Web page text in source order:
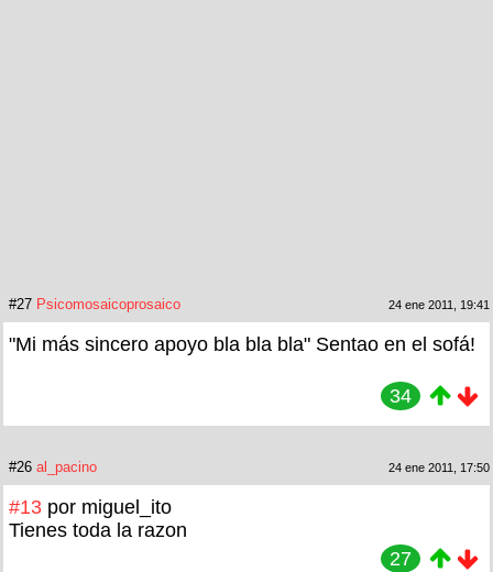
#27 Psicomosaicoprosaico 24 ene 2011, 19:41
"Mi más sincero apoyo bla bla bla" Sentao en el sofá!
34
#26 al_pacino 24 ene 2011, 17:50
#13 por miguel_ito
Tienes toda la razon
27